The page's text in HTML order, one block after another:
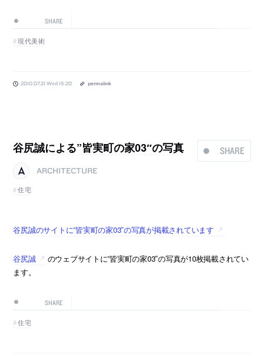
SHARE
現代美術
2010.07.21 Wed 15:20 permalink
SHARE
谷尻誠による”皆実町の家03″の写真
ARCHITECTURE
住宅
谷尻誠のサイトに”皆実町の家03″の写真が掲載されています
谷尻誠
のウェブサイトに”皆実町の家03″の写真が10枚掲載されてい
ます。
SHARE
住宅